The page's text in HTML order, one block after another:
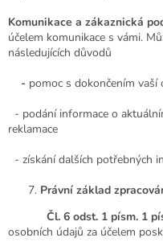
Komunikace a zákaznická
účelem komunikace s vámi.
následujících důvodů
- pomoc s dokončením vaší
- podání informace o
reklamace
- získání dalších potřebných
Právní základ
Čl. 6 odst. 1 písm. 1
osobních údajů za účelem